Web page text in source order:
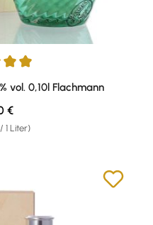
von 5 von 5 Sternen
vol. 0,10l Flachmann
1 Liter)
Preis:
€